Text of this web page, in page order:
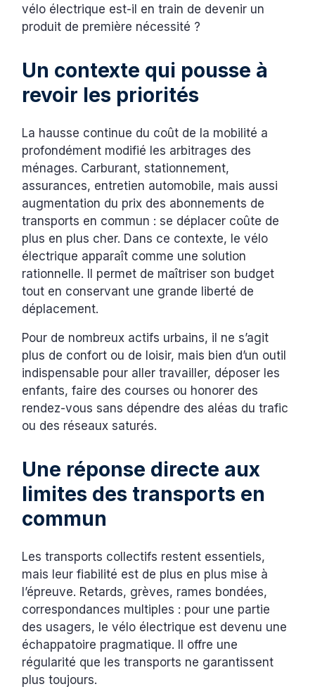
vélo électrique est-il en train de devenir un
produit de première nécessité ?
Un contexte qui pousse à
revoir les priorités
La hausse continue du coût de la mobilité a
profondément modifié les arbitrages des
ménages. Carburant, stationnement,
assurances, entretien automobile, mais aussi
augmentation du prix des abonnements de
transports en commun : se déplacer coûte de
plus en plus cher. Dans ce contexte, le vélo
électrique apparaît comme une solution
rationnelle. Il permet de maîtriser son budget
tout en conservant une grande liberté de
déplacement.
Pour de nombreux actifs urbains, il ne s’agit
plus de confort ou de loisir, mais bien d’un outil
indispensable pour aller travailler, déposer les
enfants, faire des courses ou honorer des
rendez-vous sans dépendre des aléas du trafic
ou des réseaux saturés.
Une réponse directe aux
limites des transports en
commun
Les transports collectifs restent essentiels,
mais leur fiabilité est de plus en plus mise à
l’épreuve. Retards, grèves, rames bondées,
correspondances multiples : pour une partie
des usagers, le vélo électrique est devenu une
échappatoire pragmatique. Il offre une
régularité que les transports ne garantissent
plus toujours.